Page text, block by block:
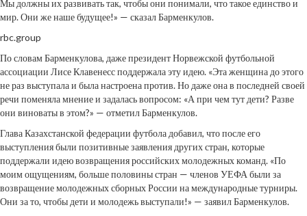
Мы должны их развивать так, чтобы они понимали, что такое единство и
мир. Они же наше будущее!» — сказал Барменкулов.
rbc.group
По словам Барменкулова, даже президент Норвежской футбольной
ассоциации Лисе Клавенесс поддержала эту идею. «Эта женщина до этого
не раз выступала и была настроена против. Но даже она в последней своей
речи поменяла мнение и задалась вопросом: «А при чем тут дети? Разве
они виноваты в этом?» — отметил Барменкулов.
Глава Казахстанской федерации футбола добавил, что после его
выступления были позитивные заявления других стран, которые
поддержали идею возвращения российских молодежных команд. «По
моим ощущениям, больше половины стран — членов УЕФА были за
возвращение молодежных сборных России на международные турниры.
Они за то, чтобы дети и молодежь выступали!» — заявил Барменкулов.